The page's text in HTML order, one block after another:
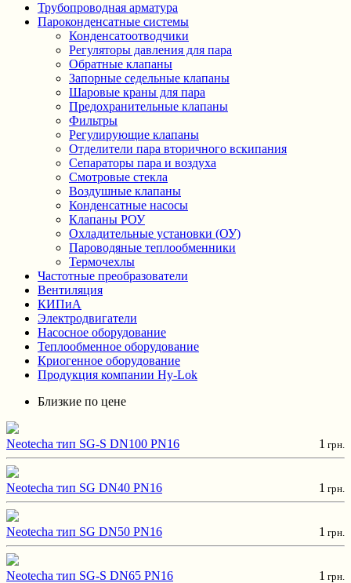
Трубопроводная арматура
Пароконденсатные системы
Конденсатоотводчики
Регуляторы давления для пара
Обратные клапаны
Запорные седельные клапаны
Шаровые краны для пара
Предохранительные клапаны
Фильтры
Регулирующие клапаны
Отделители пара вторичного вскипания
Сепараторы пара и воздуха
Смотровые стекла
Воздушные клапаны
Конденсатные насосы
Клапаны РОУ
Охладительные установки (ОУ)
Пароводяные теплообменники
Термочехлы
Частотные преобразователи
Вентиляция
КИПиА
Электродвигатели
Насосное оборудование
Теплообменное оборудование
Криогенное оборудование
Продукция компании Hy-Lok
Близкие по цене
Neotecha тип SG-S DN100 PN16 1 грн.
Neotecha тип SG DN40 PN16 1 грн.
Neotecha тип SG DN50 PN16 1 грн.
Neotecha тип SG-S DN65 PN16 1 грн.